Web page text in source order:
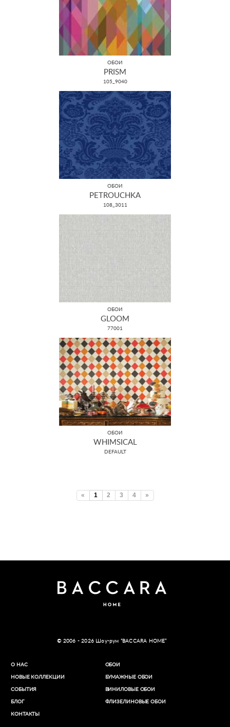
ОБОИ
PRISM
105_9040
ОБОИ
PETROUCHKA
108_3011
ОБОИ
GLOOM
77001
ОБОИ
WHIMSICAL
DEFAULT
« 1 2 3 4 »
© 2006 - 2026 Шоу-рум “BACCARA HOME”
О НАС
НОВЫЕ КОЛЛЕКЦИИ
СОБЫТИЯ
БЛОГ
КОНТАКТЫ
ОБОИ
БУМАЖНЫЕ ОБОИ
ВИНИЛОВЫЕ ОБОИ​
ФЛИЗЕЛИНОВЫЕ ОБОИ